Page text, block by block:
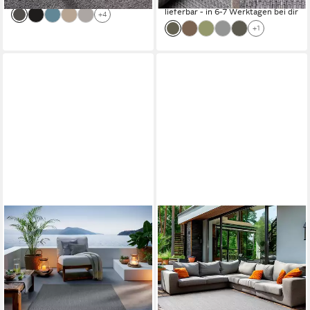
+4 lieferbar - in 6-7 Werktagen bei dir
+1